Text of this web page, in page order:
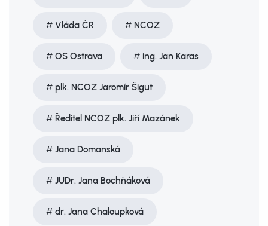
Vláda ČR NCOZ
OS Ostrava ing. Jan Karas
plk. NCOZ Jaromír Šigut
Ředitel NCOZ plk. Jiří Mazánek
Jana Domanská
JUDr. Jana Bochňáková
dr. Jana Chaloupková